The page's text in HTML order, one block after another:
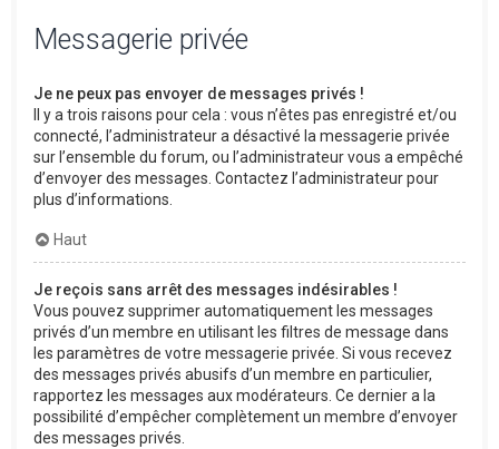
Messagerie privée
Je ne peux pas envoyer de messages privés !
Il y a trois raisons pour cela : vous n’êtes pas enregistré et/ou
connecté, l’administrateur a désactivé la messagerie privée
sur l’ensemble du forum, ou l’administrateur vous a empêché
d’envoyer des messages. Contactez l’administrateur pour
plus d’informations.
Haut
Je reçois sans arrêt des messages indésirables !
Vous pouvez supprimer automatiquement les messages
privés d’un membre en utilisant les filtres de message dans
les paramètres de votre messagerie privée. Si vous recevez
des messages privés abusifs d’un membre en particulier,
rapportez les messages aux modérateurs. Ce dernier a la
possibilité d’empêcher complètement un membre d’envoyer
des messages privés.